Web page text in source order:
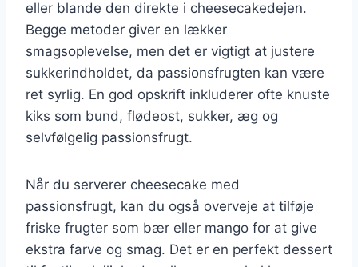
eller blande den direkte i cheesecakedejen.
Begge metoder giver en lækker
smagsoplevelse, men det er vigtigt at justere
sukkerindholdet, da passionsfrugten kan være
ret syrlig. En god opskrift inkluderer ofte knuste
kiks som bund, flødeost, sukker, æg og
selvfølgelig passionsfrugt.
Når du serverer cheesecake med
passionsfrugt, kan du også overveje at tilføje
friske frugter som bær eller mango for at give
ekstra farve og smag. Det er en perfekt dessert